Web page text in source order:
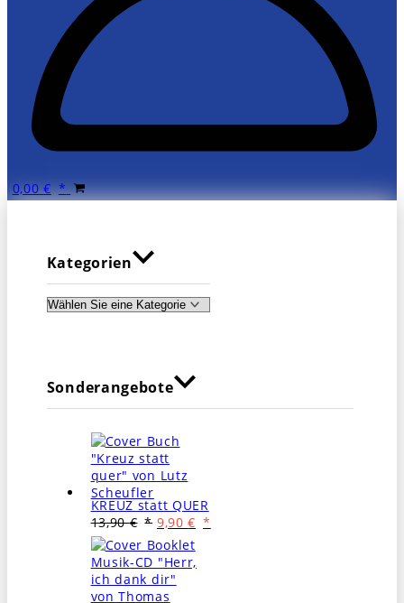
0,00€
Kategorien
Sonderangebote
KREUZ statt QUER
13,90€
Ursprünglicher
Preis
war:
13,90 €
9,90€